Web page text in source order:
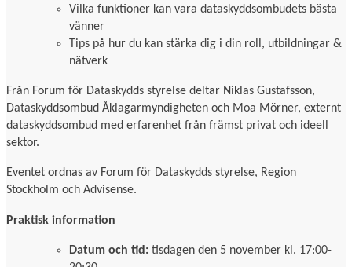
Vilka funktioner kan vara dataskyddsombudets bästa
vänner
Tips på hur du kan stärka dig i din roll, utbildningar &
nätverk
Från Forum för Dataskydds styrelse deltar Niklas Gustafsson,
Dataskyddsombud Åklagarmyndigheten och Moa Mörner, externt
dataskyddsombud med erfarenhet från främst privat och ideell
sektor.
Eventet ordnas av Forum för Dataskydds styrelse, Region
Stockholm och Advisense.
Praktisk information
Datum och tid: tisdagen den 5 november kl. 17:00-